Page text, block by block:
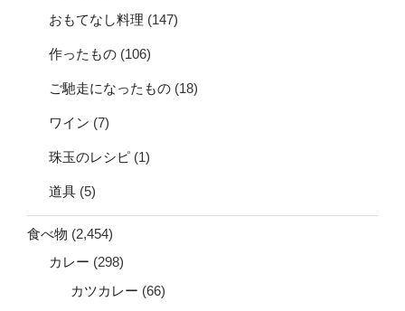
おもてなし料理 (147)
作ったもの (106)
ご馳走になったもの (18)
ワイン (7)
珠玉のレシピ (1)
道具 (5)
食べ物 (2,454)
カレー (298)
カツカレー (66)